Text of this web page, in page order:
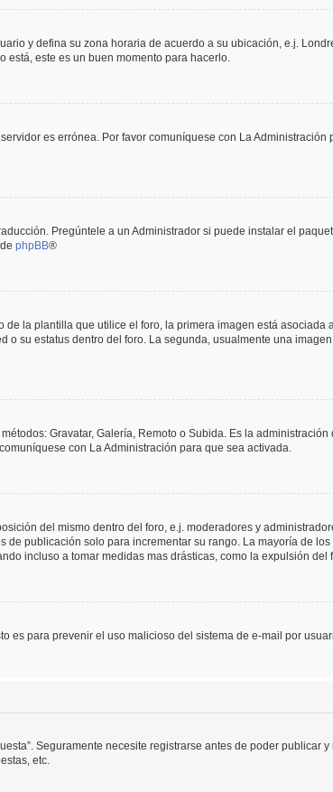
y defina su zona horaria de acuerdo a su ubicación, e.j.
está, este es un buen momento para hacerlo.
es errónea. Por favor comuníquese con La Administración
Pregúntele a un Administrador si puede instalar el
phpBB®
la plantilla que utilice el foro, la primera imagen está asociada
su estatus dentro del foro. La segunda, usualmente una
Gravatar, Galería, Remoto o Subida. Es la administración
con La Administración para que sea activada.
del mismo dentro del foro, e.j. moderadores y
publicación solo para incrementar su rango. La mayoría de los
incluso a tomar medidas mas drásticas, como la expulsión del
es para prevenir el uso malicioso del sistema de e-mail por
Seguramente necesite registrarse antes de poder publicar y
etc.